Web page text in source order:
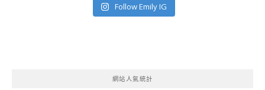
Follow Emily IG
網站人氣統計